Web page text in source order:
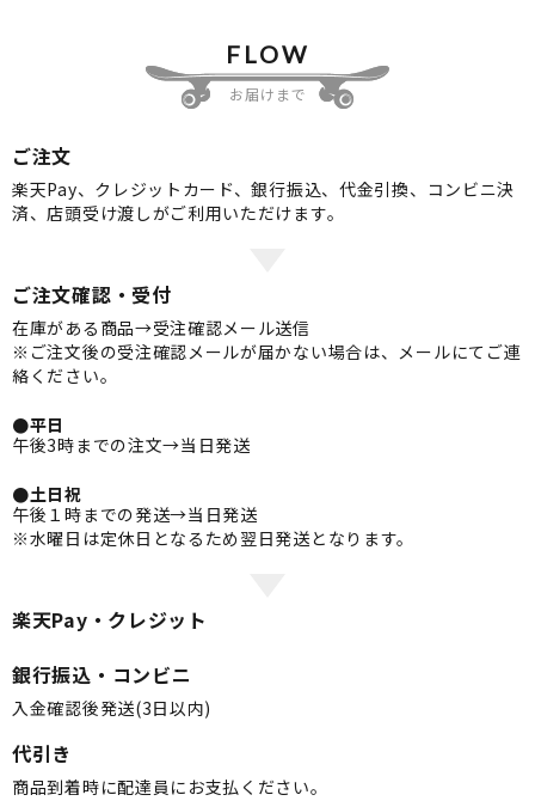
FLOW
お届けまで
ご注文
楽天Pay、クレジットカード、銀行振込、代金引換、コンビニ決
済、店頭受け渡しがご利用いただけます。
ご注文確認・受付
在庫がある商品→受注確認メール送信
※ご注文後の受注確認メールが届かない場合は、メールにてご連
絡ください。
●平日
午後3時までの注文→当日発送
●土日祝
午後１時までの発送→当日発送
※水曜日は定休日となるため翌日発送となります。
楽天Pay・クレジット
銀行振込・コンビニ
入金確認後発送(3日以内)
代引き
商品到着時に配達員にお支払ください。